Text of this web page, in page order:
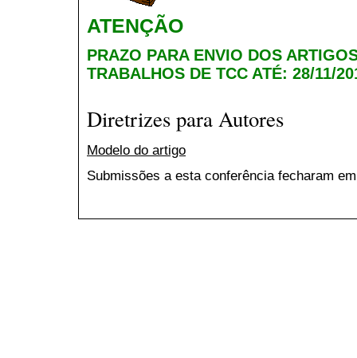
ATENÇÃO
PRAZO PARA ENVIO DOS
TRABALHOS DE TCC ATÉ: 28/11/
Diretrizes para Autores
Modelo do artigo
Submissões a esta conferência fecharam